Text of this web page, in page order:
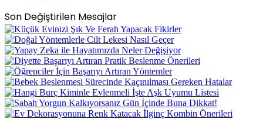
Son Değiştirilen Mesajlar